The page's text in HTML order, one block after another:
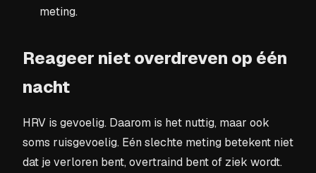
meting.
Reageer niet overdreven op één
nacht
HRV is gevoelig. Daarom is het nuttig, maar ook
soms ruisgevoelig. Eén slechte meting betekent niet
dat je verloren bent, overtraind bent of ziek wordt.